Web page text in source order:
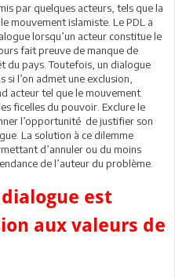
par quelques acteurs, tels que la
mouvement islamiste. Le PDL a
lorsqu’un acteur constitue le
fait preuve de manque de
du pays. Toutefois, un dialogue
l’on admet une exclusion,
acteur tel que le mouvement
ficelles du pouvoir. Exclure le
l’opportunité de justifier son
La solution à ce dilemme
d’annuler ou du moins
de l’auteur du problème.
est
aux valeurs de